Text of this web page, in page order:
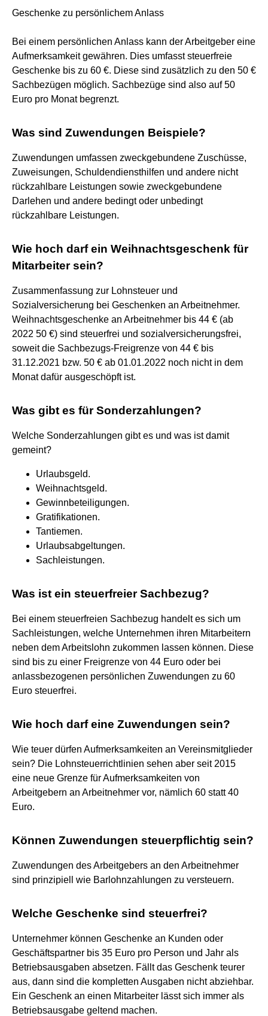
Geschenke zu persönlichem Anlass
Bei einem persönlichen Anlass kann der Arbeitgeber eine
Aufmerksamkeit gewähren. Dies umfasst steuerfreie
Geschenke bis zu 60 €. Diese sind zusätzlich zu den 50 €
Sachbezügen möglich. Sachbezüge sind also auf 50
Euro pro Monat begrenzt.
Was sind Zuwendungen Beispiele?
Zuwendungen umfassen zweckgebundene Zuschüsse,
Zuweisungen, Schuldendiensthilfen und andere nicht
rückzahlbare Leistungen sowie zweckgebundene
Darlehen und andere bedingt oder unbedingt
rückzahlbare Leistungen.
Wie hoch darf ein Weihnachtsgeschenk für
Mitarbeiter sein?
Zusammenfassung zur Lohnsteuer und
Sozialversicherung bei Geschenken an Arbeitnehmer.
Weihnachtsgeschenke an Arbeitnehmer bis 44 € (ab
2022 50 €) sind steuerfrei und sozialversicherungsfrei,
soweit die Sachbezugs-Freigrenze von 44 € bis
31.12.2021 bzw. 50 € ab 01.01.2022 noch nicht in dem
Monat dafür ausgeschöpft ist.
Was gibt es für Sonderzahlungen?
Welche Sonderzahlungen gibt es und was ist damit
gemeint?
Urlaubsgeld.
Weihnachtsgeld.
Gewinnbeteiligungen.
Gratifikationen.
Tantiemen.
Urlaubsabgeltungen.
Sachleistungen.
Was ist ein steuerfreier Sachbezug?
Bei einem steuerfreien Sachbezug handelt es sich um
Sachleistungen, welche Unternehmen ihren Mitarbeitern
neben dem Arbeitslohn zukommen lassen können. Diese
sind bis zu einer Freigrenze von 44 Euro oder bei
anlassbezogenen persönlichen Zuwendungen zu 60
Euro steuerfrei.
Wie hoch darf eine Zuwendungen sein?
Wie teuer dürfen Aufmerksamkeiten an Vereinsmitglieder
sein? Die Lohnsteuerrichtlinien sehen aber seit 2015
eine neue Grenze für Aufmerksamkeiten von
Arbeitgebern an Arbeitnehmer vor, nämlich 60 statt 40
Euro.
Können Zuwendungen steuerpflichtig sein?
Zuwendungen des Arbeitgebers an den Arbeitnehmer
sind prinzipiell wie Barlohnzahlungen zu versteuern.
Welche Geschenke sind steuerfrei?
Unternehmer können Geschenke an Kunden oder
Geschäftspartner bis 35 Euro pro Person und Jahr als
Betriebsausgaben absetzen. Fällt das Geschenk teurer
aus, dann sind die kompletten Ausgaben nicht abziehbar.
Ein Geschenk an einen Mitarbeiter lässt sich immer als
Betriebsausgabe geltend machen.